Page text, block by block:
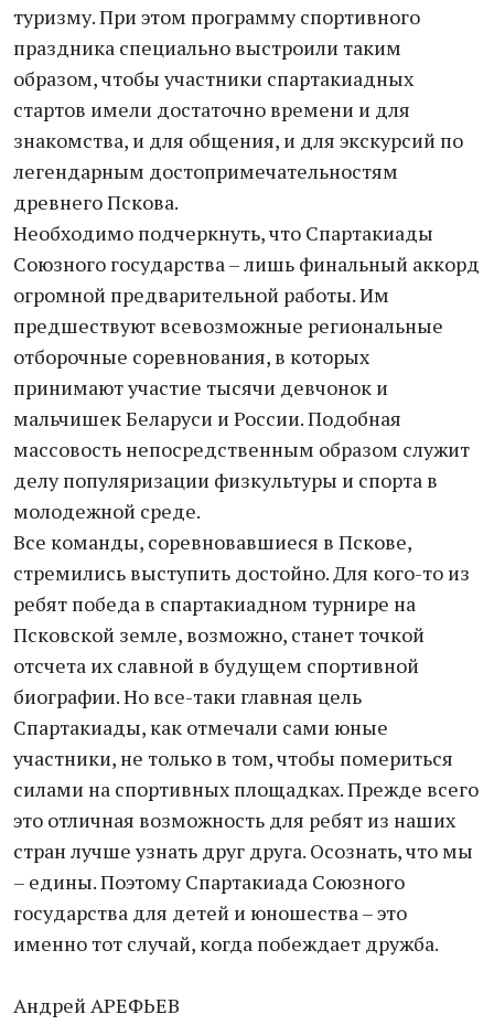
туризму. При этом программу спортивного
праздника специально выстроили таким
образом, чтобы участники спартакиадных
стартов имели достаточно времени и для
знакомства, и для общения, и для экскурсий по
легендарным достопримечательностям
древнего Пскова.
Необходимо подчеркнуть, что Спартакиады
Союзного государства – лишь финальный аккорд
огромной предварительной работы. Им
предшествуют всевозможные региональные
отборочные соревнования, в которых
принимают участие тысячи девчонок и
мальчишек Беларуси и России. Подобная
массовость непосредственным образом служит
делу популяризации физкультуры и спорта в
молодежной среде.
Все команды, соревновавшиеся в Пскове,
стремились выступить достойно. Для кого-то из
ребят победа в спартакиадном турнире на
Псковской земле, возможно, станет точкой
отсчета их славной в будущем спортивной
биографии. Но все-таки главная цель
Спартакиады, как отмечали сами юные
участники, не только в том, чтобы помериться
силами на спортивных площадках. Прежде всего
это отличная возможность для ребят из наших
стран лучше узнать друг друга. Осознать, что мы
– едины. Поэтому Спартакиада Союзного
государства для детей и юношества – это
именно тот случай, когда побеждает дружба.
Андрей АРЕФЬЕВ